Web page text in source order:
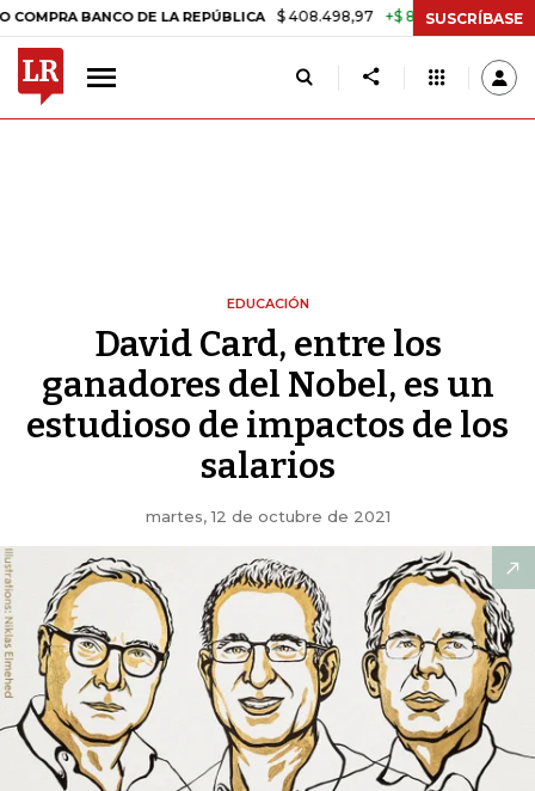
BANCO DE LA REPÚBLICA $ 408.498,97 +$ 8.753,81 +2,19%
SUSCRÍBASE
EDUCACIÓN
David Card, entre los
ganadores del Nobel, es un
estudioso de impactos de los
salarios
martes, 12 de octubre de 2021